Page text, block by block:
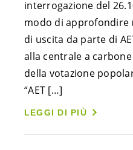
interrogazione del
modo di
di uscita da parte di
alla centrale a
della votazione
“AET […]
LEGGI DI PIÙ